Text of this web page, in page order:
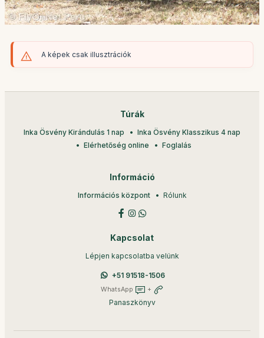
A képek csak illusztrációk
Túrák
Inka Ösvény Kirándulás 1 nap
Inka Ösvény Klasszikus 4 nap
Elérhetőség online
Foglalás
Információ
Információs központ Rólunk
Kapcsolat
Lépjen kapcsolatba velünk
+51 91518-1506
WhatsApp +
Panaszkönyv